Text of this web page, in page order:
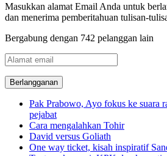
Masukkan alamat Email Anda untuk
dan menerima pemberitahuan tulisan-
Bergabung dengan 742 pelanggan lain
Alamat
email
Pak Prabowo, Ayo fokus ke suara
pejabat
Cara mengalahkan Tohir
David versus Goliath
One way ticket, kisah inspiratif